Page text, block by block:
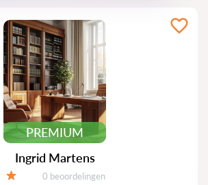
PREMIUM
Ingrid Martens
Beoordelingen:
0 beoordelingen